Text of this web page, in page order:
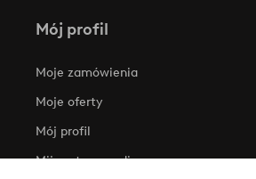
Mój profil
Moje zamówienia
Moje oferty
Mój profil
Mijn retourzendingen